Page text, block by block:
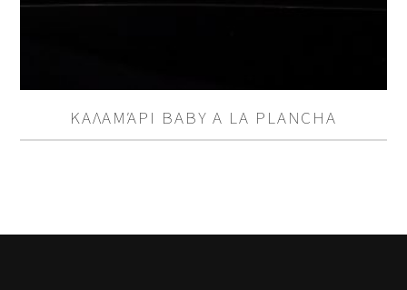
ΚΑΛΑΜΆΡΙ BABY A LA PLANCHA